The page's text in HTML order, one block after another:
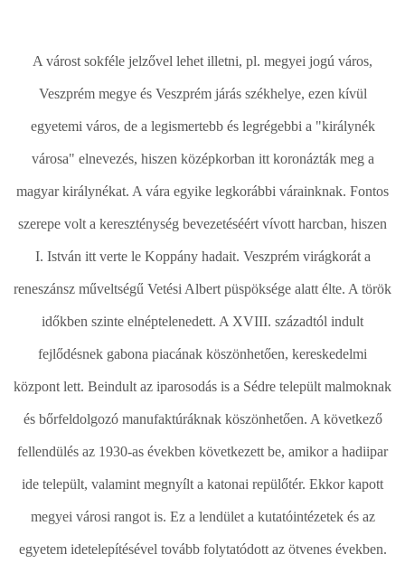
A várost sokféle jelzővel lehet illetni, pl. megyei jogú város,
Veszprém megye és Veszprém járás székhelye, ezen kívül
egyetemi város, de a legismertebb és legrégebbi a "királynék
városa" elnevezés, hiszen középkorban itt koronázták meg a
magyar királynékat. A vára egyike legkorábbi várainknak. Fontos
szerepe volt a kereszténység bevezetéséért vívott harcban, hiszen
I. István itt verte le Koppány hadait. Veszprém virágkorát a
reneszánsz műveltségű Vetési Albert püspöksége alatt élte. A török
időkben szinte elnéptelenedett. A XVIII. századtól indult
fejlődésnek gabona piacának köszönhetően, kereskedelmi
központ lett. Beindult az iparosodás is a Sédre települt malmoknak
és bőrfeldolgozó manufaktúráknak köszönhetően. A következő
fellendülés az 1930-as években következett be, amikor a hadiipar
ide települt, valamint megnyílt a katonai repülőtér. Ekkor kapott
megyei városi rangot is. Ez a lendület a kutatóintézetek és az
egyetem idetelepítésével tovább folytatódott az ötvenes években.